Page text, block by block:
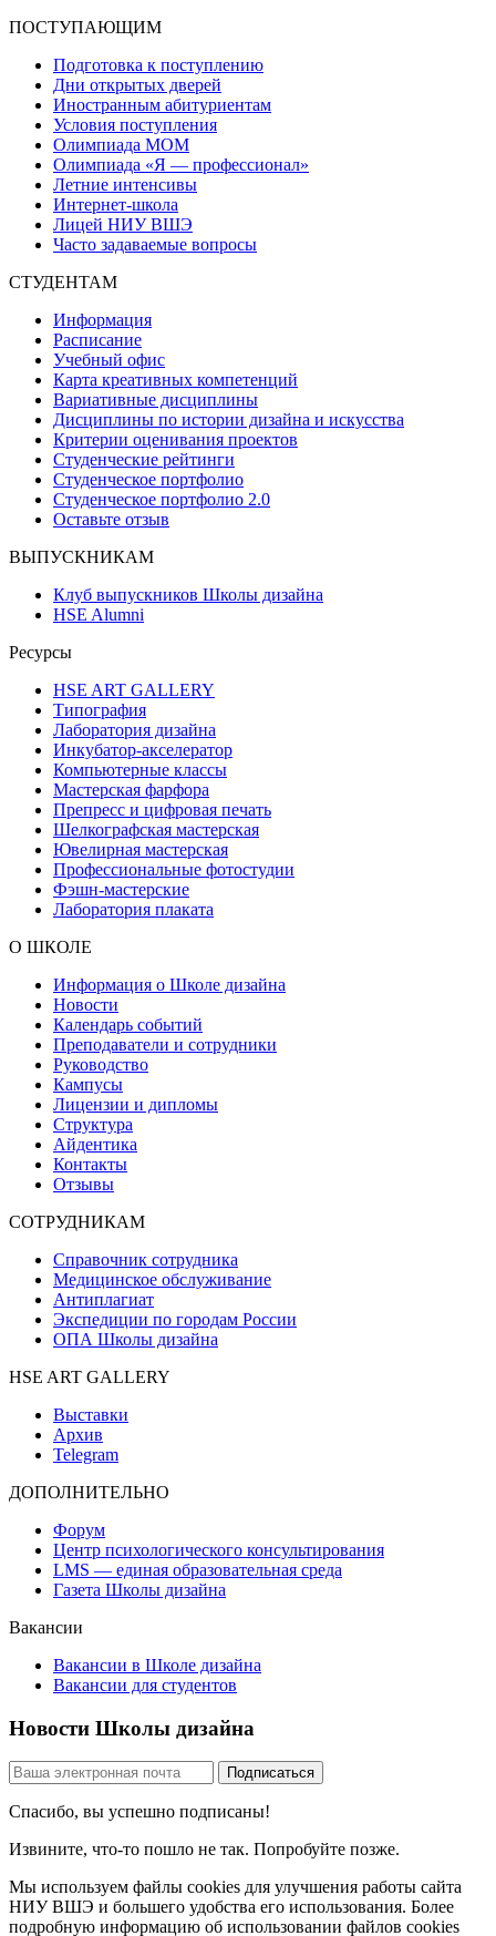
ПОСТУПАЮЩИМ
Подготовка к поступлению
Дни открытых дверей
Иностранным абитуриентам
Условия поступления
Олимпиада МОМ
Олимпиада «Я — профессионал»
Летние интенсивы
Интернет-школа
Лицей НИУ ВШЭ
Часто задаваемые вопросы
СТУДЕНТАМ
Информация
Расписание
Учебный офис
Карта креативных компетенций
Вариативные дисциплины
Дисциплины по истории дизайна и искусства
Критерии оценивания проектов
Студенческие рейтинги
Студенческое портфолио
Студенческое портфолио 2.0
Оставьте отзыв
ВЫПУСКНИКАМ
Клуб выпускников Школы дизайна
HSE Alumni
Ресурсы
HSE ART GALLERY
Типография
Лаборатория дизайна
Инкубатор-акселератор
Компьютерные классы
Мастерская фарфора
Препресс и цифровая печать
Шелкографская мастерская
Ювелирная мастерская
Профессиональные фотостудии
Фэшн-мастерские
Лаборатория плаката
О ШКОЛЕ
Информация о Школе дизайна
Новости
Календарь событий
Преподаватели и сотрудники
Руководство
Кампусы
Лицензии и дипломы
Структура
Айдентика
Контакты
Отзывы
СОТРУДНИКАМ
Справочник сотрудника
Медицинское обслуживание
Антиплагиат
Экспедиции по городам России
ОПА Школы дизайна
HSE ART GALLERY
Выставки
Архив
Telegram
ДОПОЛНИТЕЛЬНО
Форум
Центр психологического консультирования
LMS — единая образовательная среда
Газета Школы дизайна
Вакансии
Вакансии в Школе дизайна
Вакансии для студентов
Новости Школы дизайна
Спасибо, вы успешно подписаны!
Извините, что-то пошло не так. Попробуйте позже.
Мы используем файлы cookies для улучшения работы сайта
НИУ ВШЭ и большего удобства его использования. Более
подробную информацию об использовании файлов cookies